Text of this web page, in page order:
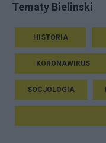
Tematy Bielinski
HISTORIA
KORONAWIRUS
SOCJOLOGIA